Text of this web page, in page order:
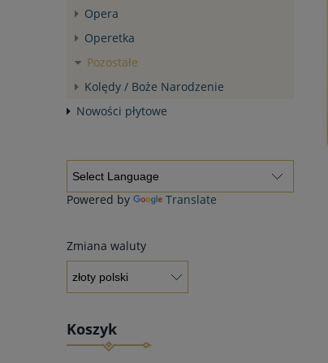
Opera
Operetka
Pozostałe
Kolędy / Boże Narodzenie
Nowości płytowe
Powered by Translate
Zmiana waluty
Koszyk